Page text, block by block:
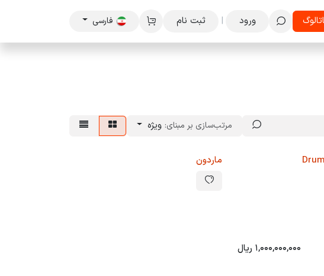
تماس با ما ورود | ثبت نام فارسی
مرتب‌سازی بر مبنای: ویژه
ماردون
1,000,000,000 ریال